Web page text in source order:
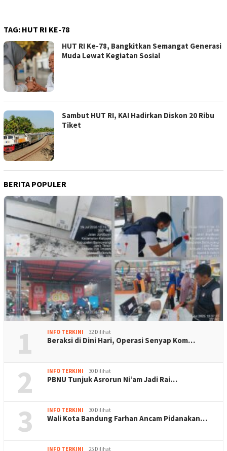
TAG: HUT RI KE-78
HUT RI Ke-78, Bangkitkan Semangat Generasi
Muda Lewat Kegiatan Sosial
Sambut HUT RI, KAI Hadirkan Diskon 20 Ribu
Tiket
BERITA POPULER
1 INFO TERKINI 32 Dilihat
Beraksi di Dini Hari, Operasi Senyap Kom…
2 INFO TERKINI 30 Dilihat
PBNU Tunjuk Asrorun Ni’am Jadi Rai…
3 INFO TERKINI 30 Dilihat
Wali Kota Bandung Farhan Ancam Pidanakan…
INFO TERKINI 25 Dilihat